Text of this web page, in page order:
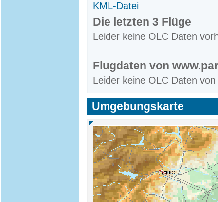
KML-Datei
Die letzten 3 Flüge
Leider keine OLC Daten
Flugdaten von
Leider keine OLC Daten
Umgebungskarte